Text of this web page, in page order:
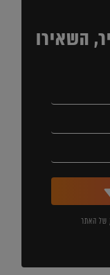
השאירו
של האתר